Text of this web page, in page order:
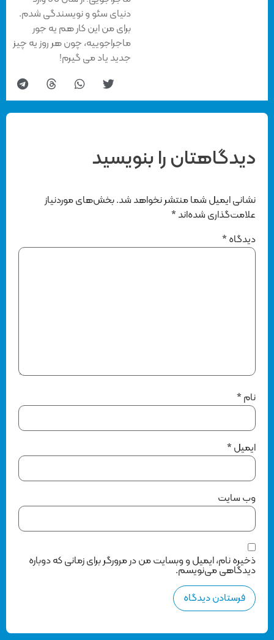
دنیای سئو و نویسندگی شدم.
برای من این کار هم یه جور
ماجراجوییه، چون هر روز یه چیز
جدید یاد می گیرم!
دیدگاهتان را بنویسید
نشانی ایمیل شما منتشر نخواهد شد. بخش‌های موردنیاز
علامت‌گذاری شده‌اند*
دیدگاه*
*
ایمیل*
وب‌ سایت
ذخیره نام، ایمیل و وبسایت من در مرورگر برای زمانی که دوباره
دیدگاهی می‌نویسم.